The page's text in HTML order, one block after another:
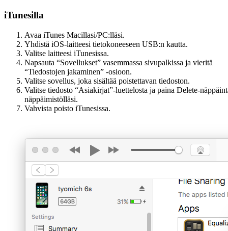
iTunesilla
Avaa iTunes Macillasi/PC:lläsi.
Yhdistä iOS-laitteesi tietokoneeseen USB:n kautta.
Valitse laitteesi iTunesissa.
Napsauta “Sovellukset” vasemmassa sivupalkissa ja vieritä
“Tiedostojen jakaminen” -osioon.
Valitse sovellus, joka sisältää poistettavan tiedoston.
Valitse tiedosto “Asiakirjat”-luettelosta ja paina Delete-
näppäimistölläsi.
Vahvista poisto iTunesissa.